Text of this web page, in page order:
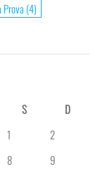
Prova (4)
S
D
1
2
8
9